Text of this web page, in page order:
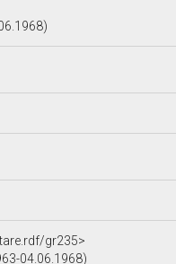
gr235>
04.06.1968)